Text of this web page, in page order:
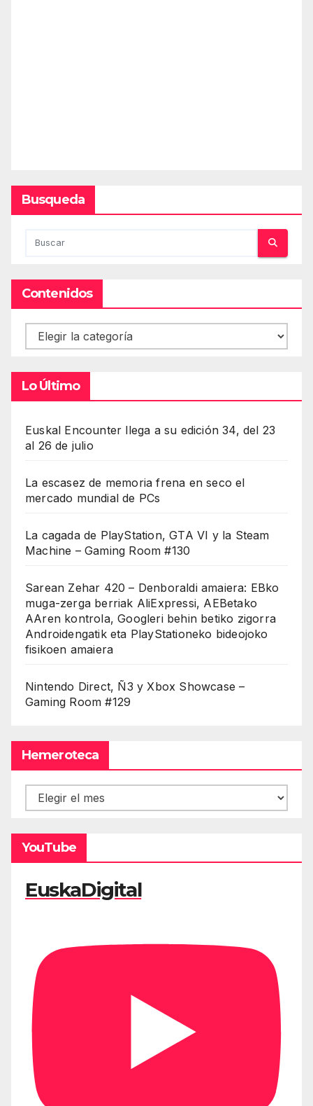
Busqueda
Contenidos
Contenidos
Lo Último
Euskal Encounter llega a su edición 34, del 23
al 26 de julio
La escasez de memoria frena en seco el
mercado mundial de PCs
La cagada de PlayStation, GTA VI y la Steam
Machine – Gaming Room #130
Sarean Zehar 420 – Denboraldi amaiera: EBko
muga-zerga berriak AliExpressi, AEBetako
AAren kontrola, Googleri behin betiko zigorra
Androidengatik eta PlayStationeko bideojoko
fisikoen amaiera
Nintendo Direct, Ñ3 y Xbox Showcase –
Gaming Room #129
Hemeroteca
Hemeroteca
YouTube
EuskaDigital